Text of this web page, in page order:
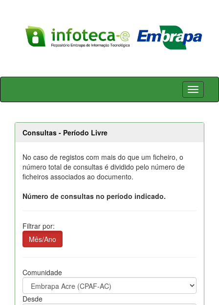
Skip
Consultas - Período Livre
No caso de registos com mais do que um ficheiro, o
número total de consultas é dividido pelo número de
ficheiros associados ao documento.
Número de consultas no período indicado.
Filtrar por:
Mês/Ano
Comunidade
Desde